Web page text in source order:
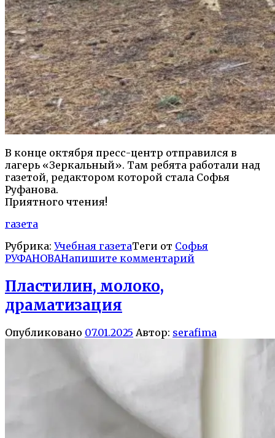
В конце октября пресс-центр отправился в
лагерь «Зеркальный». Там ребята работали над
газетой, редактором которой стала Софья
Руфанова.
Приятного чтения!
газета
Рубрика: Учебная газетаТеги от Софья
РУФАНОВАНапишите комментарий
Пластилин, молоко,
драматизация
Опубликовано 07.01.2025 Автор: serafima